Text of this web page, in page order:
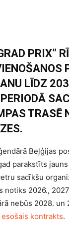
PRIX”
LĪDZ
TRASĒ
Beļģijas
parakstīts
sacīkšu
notiks 2026.,
nebūs 2028. un
kontrakts.